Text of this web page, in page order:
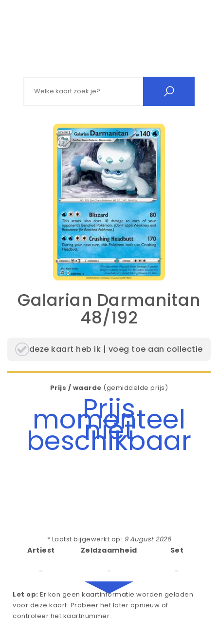
Galarian Darmanitan
48/192
deze kaart heb ik | voeg toe aan collectie
Prijs / waarde (gemiddelde prijs)
Prijs
momenteel
niet
beschikbaar
* Laatst bijgewerkt op: 9 August 2026
Artiest
-
Zeldzaamheid
-
Set
-
Let op: Er kon geen kaartinformatie worden geladen
voor deze kaart. Probeer het later opnieuw of
controleer het kaartnummer.